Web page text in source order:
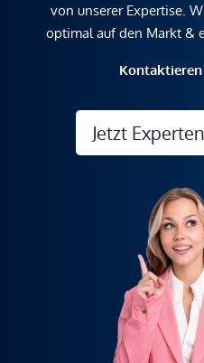
von unserer Expertise.
optimal auf den Markt &
Jetzt